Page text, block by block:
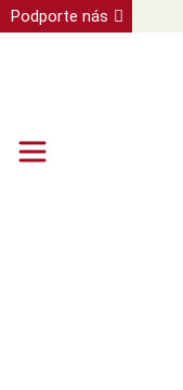
Podporte nás